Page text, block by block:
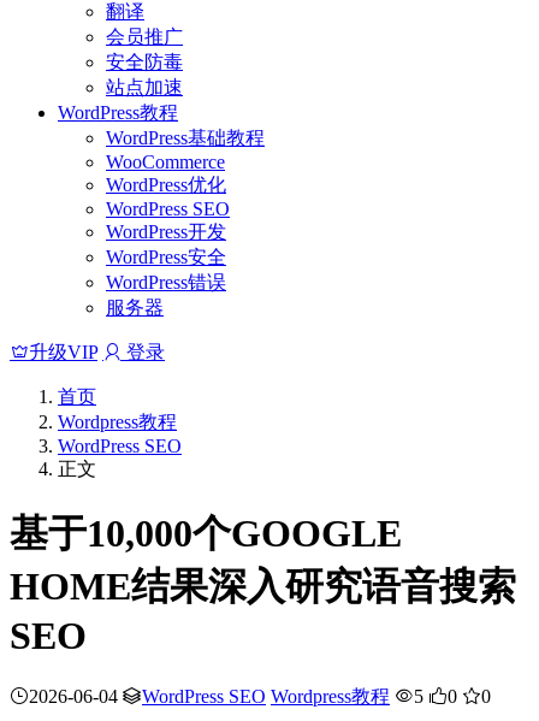
翻译
会员推广
安全防毒
站点加速
WordPress教程
WordPress基础教程
WooCommerce
WordPress优化
WordPress SEO
WordPress开发
WordPress安全
WordPress错误
服务器
升级VIP 登录
首页
Wordpress教程
WordPress SEO
正文
基于10,000个GOOGLE
HOME结果深入研究语音搜索
SEO
2026-06-04 WordPress SEO Wordpress教程 5 0 0